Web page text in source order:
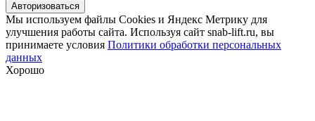
Авторизоваться
Мы используем файлы Сookies и Яндекс Метрику для
улучшения работы сайта. Используя сайт snab-lift.ru, вы
принимаете условия Политики обработки персональных
данных
Хорошо